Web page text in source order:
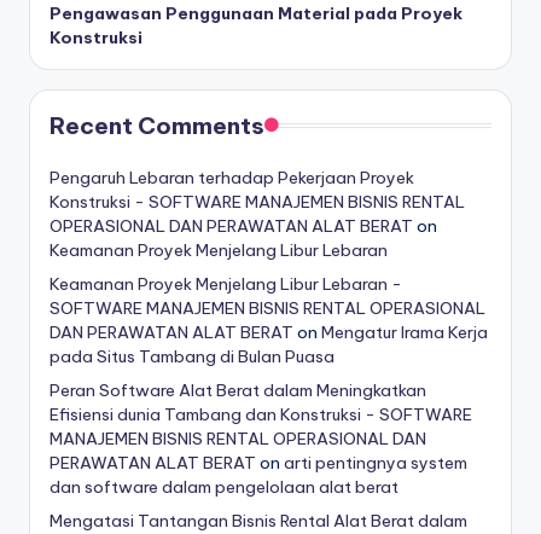
Pengawasan Penggunaan Material pada Proyek
Konstruksi
Recent Comments
Pengaruh Lebaran terhadap Pekerjaan Proyek
Konstruksi - SOFTWARE MANAJEMEN BISNIS RENTAL
OPERASIONAL DAN PERAWATAN ALAT BERAT on
Keamanan Proyek Menjelang Libur Lebaran
Keamanan Proyek Menjelang Libur Lebaran -
SOFTWARE MANAJEMEN BISNIS RENTAL OPERASIONAL
DAN PERAWATAN ALAT BERAT on Mengatur Irama Kerja
pada Situs Tambang di Bulan Puasa
Peran Software Alat Berat dalam Meningkatkan
Efisiensi dunia Tambang dan Konstruksi - SOFTWARE
MANAJEMEN BISNIS RENTAL OPERASIONAL DAN
PERAWATAN ALAT BERAT on arti pentingnya system
dan software dalam pengelolaan alat berat
Mengatasi Tantangan Bisnis Rental Alat Berat dalam